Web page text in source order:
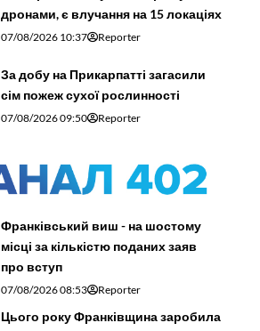
дронами, є влучання на 15 локаціях
07/08/2026 10:37 Reporter
За добу на Прикарпатті загасили
сім пожеж сухої рослинності
07/08/2026 09:50 Reporter
Франківський виш - на шостому
місці за кількістю поданих заяв
про вступ
07/08/2026 08:53 Reporter
Цього року Франківщина заробила